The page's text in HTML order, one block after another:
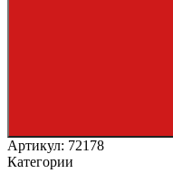
Артикул: 72178
Категории